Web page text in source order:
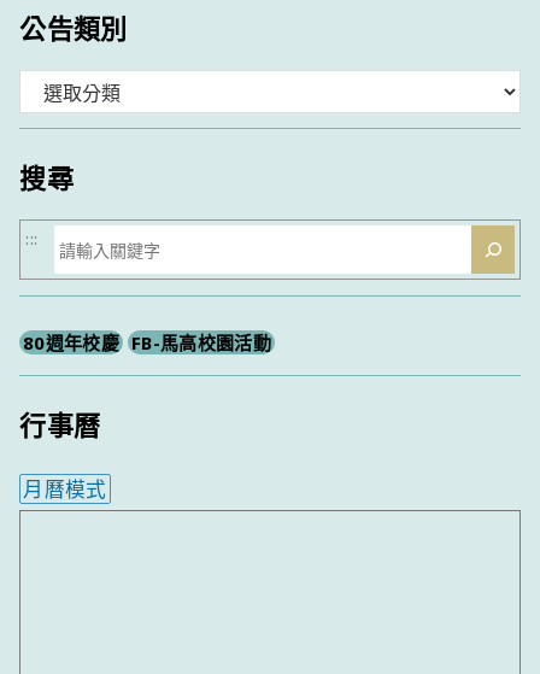
公告類別
類
搜尋
搜
尋
:::
80週年校慶 FB-馬高校園活動
行事曆
月曆模式